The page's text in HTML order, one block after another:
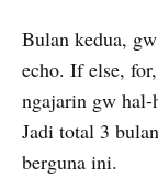
Bulan kedua,
echo. If else,
ngajarin gw hal-
Jadi total 3
berguna ini.